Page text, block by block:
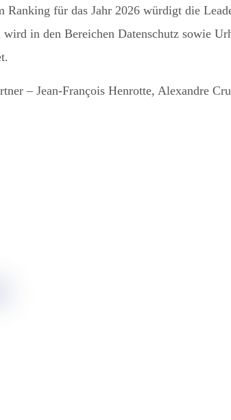
Ranking für das Jahr 2026 würdigt die
in den Bereichen Datenschutz sowie
– Jean-François Henrotte, Alexandre